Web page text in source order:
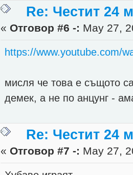
Re: Честит 24
« Отговор #6 -: May 27,
https://www.youtube.com/
мисля че това е същото
демек, а не по анцунг -
Re: Честит 24
« Отговор #7 -: May 27,